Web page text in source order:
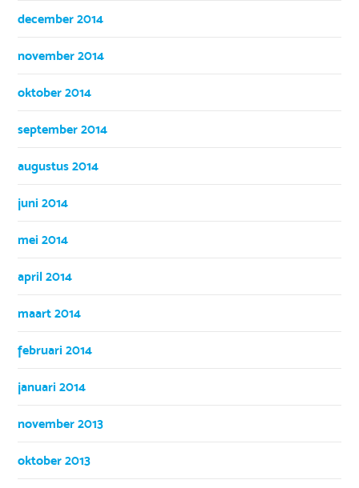
december 2014
november 2014
oktober 2014
september 2014
augustus 2014
juni 2014
mei 2014
april 2014
maart 2014
februari 2014
januari 2014
november 2013
oktober 2013